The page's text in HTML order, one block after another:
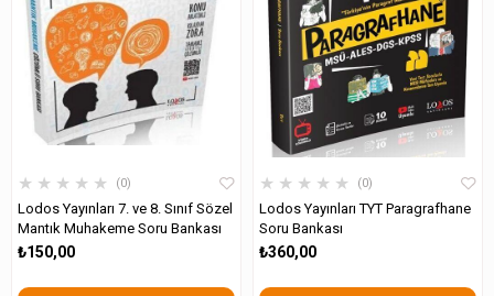
★ ★ ★ ★ ★ 0
Lodos Yayınları 7. ve 8. Sınıf Sözel
Mantık Muhakeme Soru Bankası
₺150,00
★ ★ ★ ★ ★ 0
Lodos Yayınları TYT Paragrafhane
Soru Bankası
₺360,00